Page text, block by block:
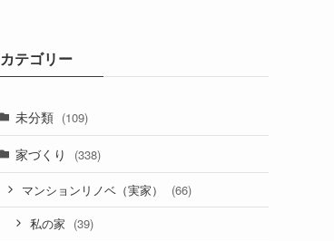
カテゴリー
未分類 (109)
家づくり (338)
マンションリノベ（実家） (66)
私の家 (39)